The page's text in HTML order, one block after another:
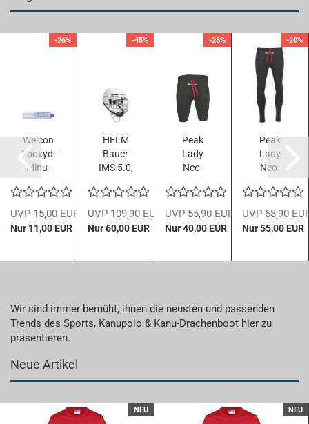
-26%
Wei­con
Epoxyd-​​
Mi­nu­
ber,
24ml
i.d. Zwil­
lings­
ze...
UVP 15,00 EUR
Nur 11,00 EUR
-45%
HELM
Bauer
IMS 5.0,
UVP 109,90 EUR
Nur 60,00 EUR
-28%
Peak
Lady
Neo­
se
Shorts
1/2,
Größe
UVP 55,90 EUR
Nur 40,00 EUR
-20%
Peak
Lady
Neo­
se
Pants
1/1,
Größe
UVP 68,90
Nur 55,00 EUR
Wir sind immer bemüht, ihnen die neusten und passenden
Trends des Sports, Kanupolo & Kanu-Drachenboot hier zu
präsentieren.
Neue Artikel
NEU NEU